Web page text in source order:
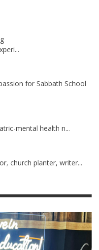
for Sabbath School
mental health n...
church planter, writer...